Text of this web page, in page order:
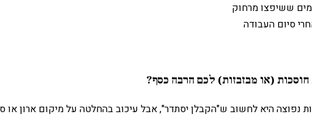
ששיפצו מרחוק
סיום העבודה
(או מבזבזות) לכם הרבה כסף?
היא לחשוב ש"הקבלן יסתדר", אבל עיכוב בהחלטה על מיקום ארון או